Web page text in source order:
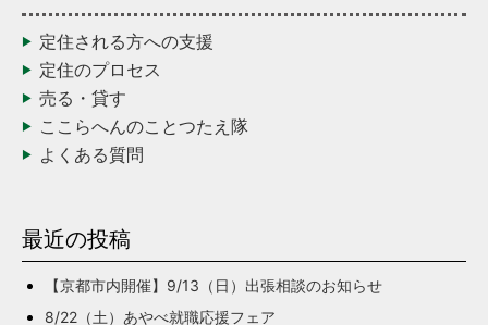
定住される方への支援
定住のプロセス
売る・貸す
ここらへんのことつたえ隊
よくある質問
最近の投稿
【京都市内開催】9/13（日）出張相談のお知らせ
8/22（土）あやべ就職応援フェア